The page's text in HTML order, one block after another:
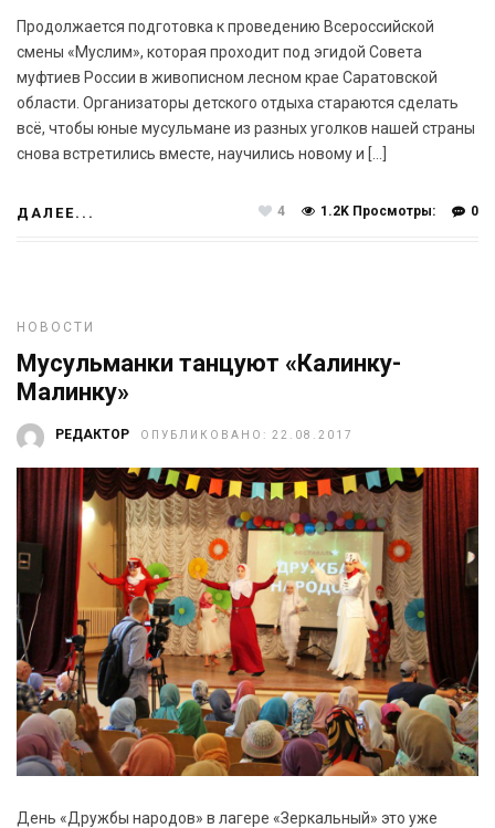
Продолжается подготовка к проведению Всероссийской
смены «Муслим», которая проходит под эгидой Совета
муфтиев России в живописном лесном крае Саратовской
области. Организаторы детского отдыха стараются сделать
всё, чтобы юные мусульмане из разных уголков нашей страны
снова встретились вместе, научились новому и […]
ДАЛЕЕ... 0
1.2K Просмотры:
4
НОВОСТИ
Мусульманки танцуют «Калинку-
Малинку»
РЕДАКТОР ОПУБЛИКОВАНО: 22.08.2017
День «Дружбы народов» в лагере «Зеркальный» это уже